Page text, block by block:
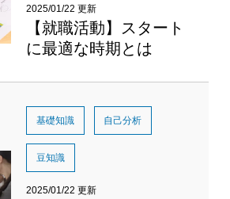
2025/01/22 更新
【就職活動】スタート
に最適な時期とは
基礎知識 自己分析
豆知識
2025/01/22 更新